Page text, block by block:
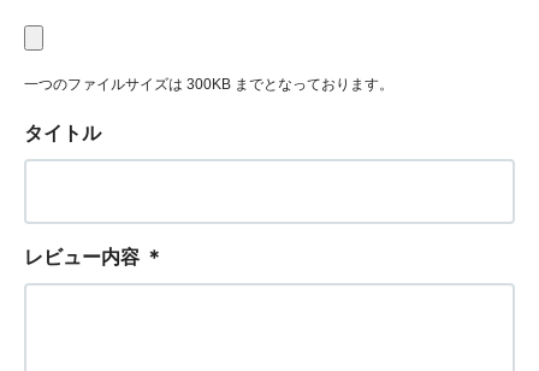
一つのファイルサイズは 300KB までとなっております。
タイトル
レビュー内容 ＊